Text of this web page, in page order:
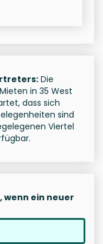
Die
in 35 West
dass sich
sind
Viertel
wenn ein neuer